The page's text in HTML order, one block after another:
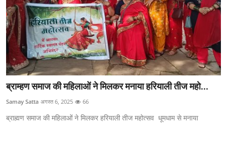
ब्राम्हण समाज की महिलाओं ने मिलकर मनाया हरियाली तीज महो...
Samay Satta अगस्त 6, 2025 66
ब्राह्मण समाज की महिलाओं ने मिलकर हरियाली तीज महोत्सव धूमधाम से मनाया